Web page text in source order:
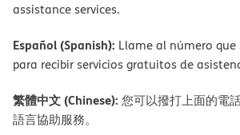
assistance services.
Español (Spanish): Llame al número que
para recibir servicios gratuitos de
繁體中文 (Chinese): 您可以撥打上面的電
語言協助服務。